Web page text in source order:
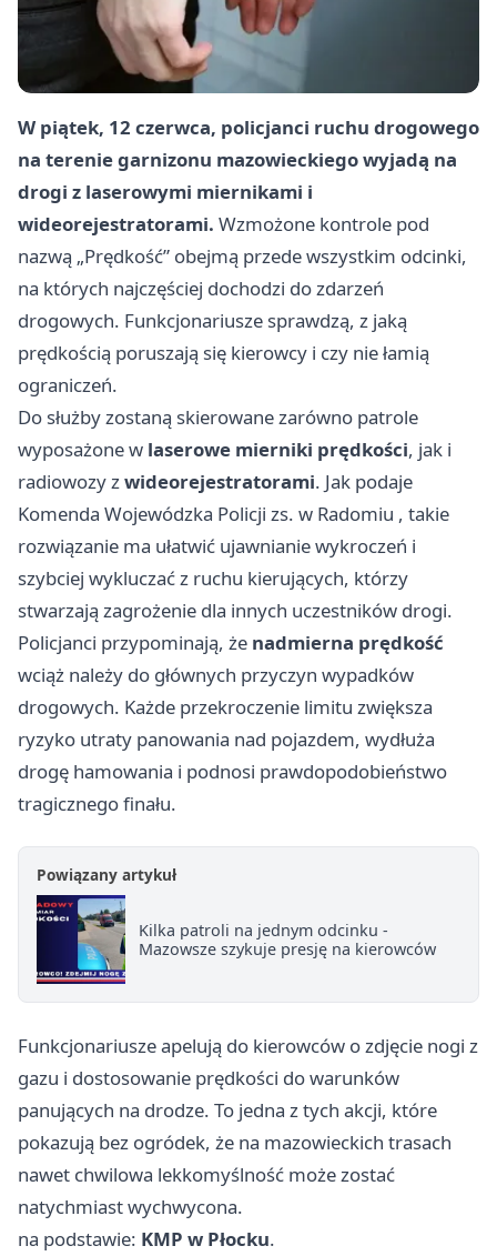
W piątek, 12 czerwca, policjanci ruchu drogowego
na terenie garnizonu mazowieckiego wyjadą na
drogi z laserowymi miernikami i
wideorejestratorami. Wzmożone kontrole pod
nazwą „Prędkość” obejmą przede wszystkim odcinki,
na których najczęściej dochodzi do zdarzeń
drogowych. Funkcjonariusze sprawdzą, z jaką
prędkością poruszają się kierowcy i czy nie łamią
ograniczeń.
Do służby zostaną skierowane zarówno patrole
wyposażone w laserowe mierniki prędkości, jak i
radiowozy zwideorejestratorami. Jak podaje
Komenda Wojewódzka Policji zs. w Radomiu , takie
rozwiązanie ma ułatwić ujawnianie wykroczeń i
szybciej wykluczać z ruchu kierujących, którzy
stwarzają zagrożenie dla innych uczestników drogi.
Policjanci przypominają, że nadmierna prędkość
wciąż należy do głównych przyczyn wypadków
drogowych. Każde przekroczenie limitu zwiększa
ryzyko utraty panowania nad pojazdem, wydłuża
drogę hamowania i podnosi prawdopodobieństwo
tragicznego finału.
Powiązany artykuł
Kilka patroli na jednym odcinku -
Mazowsze szykuje presję na kierowców
Funkcjonariusze apelują do kierowców o zdjęcie nogi z
gazu i dostosowanie prędkości do warunków
panujących na drodze. To jedna z tych akcji, które
pokazują bez ogródek, że na mazowieckich trasach
nawet chwilowa lekkomyślność może zostać
natychmiast wychwycona.
na podstawie: KMP w Płocku.